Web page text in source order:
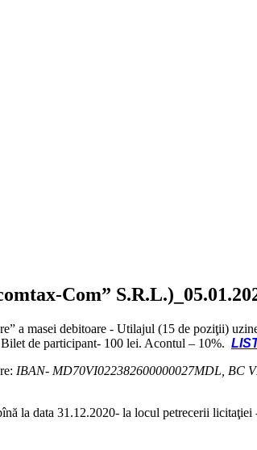
Com”
a masei debitoare - Utilajul (15 de poziţii)
de participant- 100 lei. Acontul – 10%.
IBAN- MD70VI022382600000027MDL, BC
la data 31.12.2020- la locul petrecerii